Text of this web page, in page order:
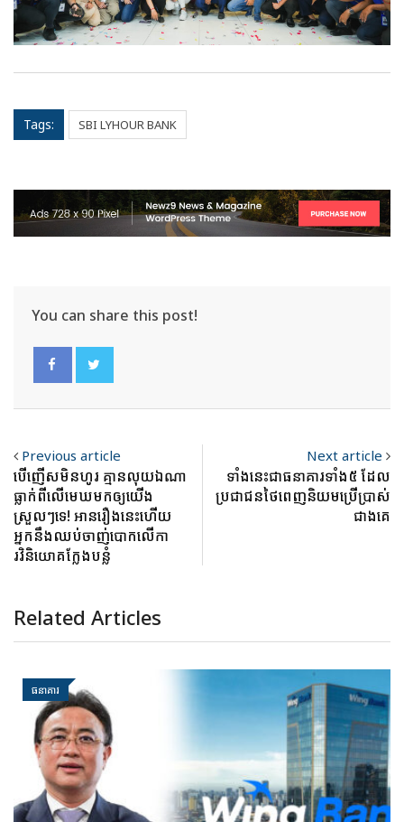
Tags: SBI LYHOUR BANK
You can share this post!
Previous article
បើញើសមិនហូរ គ្មានលុយឯណា
ធ្លាក់ពីលើមេឃមកឲ្យយើង
ស្រួលៗទេ! អានរឿងនេះហើយ
អ្នកនឹងឈប់ចាញ់បោកលើកា
រវិនិយោគក្លែងបន្លំ
Next article
ទាំងនេះជាធនាគារទាំង៥ ដែល
ប្រជាជនថៃពេញនិយមប្រើប្រាស់
ជាងគេ
Related Articles
ធនាគារ